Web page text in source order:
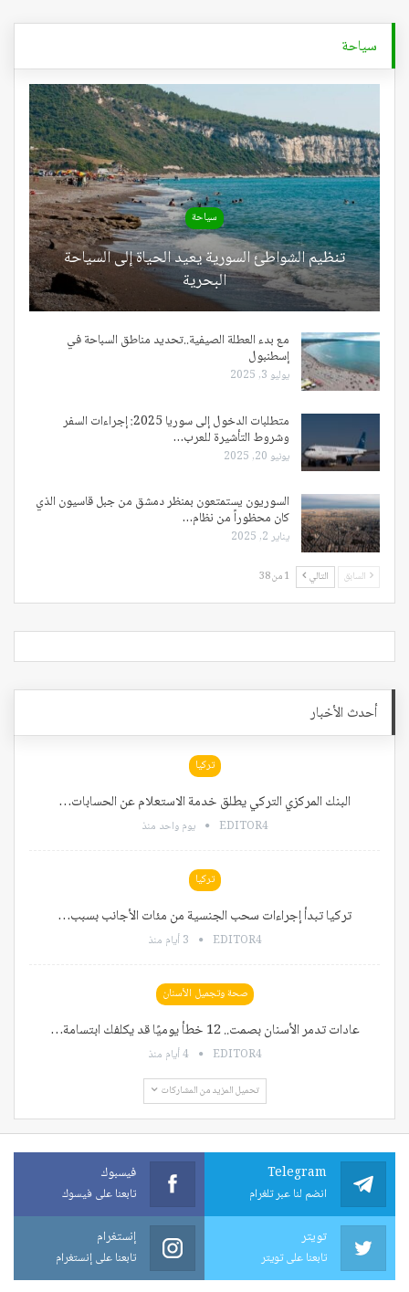
سياحة
سياحة
تنظيم الشواطئ السورية يعيد الحياة إلى السياحة
البحرية
مع بدء العطلة الصيفية..تحديد مناطق السباحة في
إسطنبول
يوليو 3, 2025
متطلبات الدخول إلى سوريا 2025: إجراءات السفر
وشروط التأشيرة للعرب…
يونيو 20, 2025
السوريون يستمتعون بمنظر دمشق من جبل قاسيون الذي
كان محظوراً من نظام…
يناير 2, 2025
السابق التالي 1 من 38
أحدث الأخبار
تركيا
البنك المركزي التركي يطلق خدمة الاستعلام عن الحسابات…
EDITOR4 يوم واحد منذ
تركيا
تركيا تبدأ إجراءات سحب الجنسية من مئات الأجانب بسبب…
EDITOR4 3 أيام منذ
صحة وتجميل الأسنان
عادات تدمر الأسنان بصمت.. 12 خطأ يوميًا قد يكلفك ابتسامة…
EDITOR4 4 أيام منذ
تحميل المزيد من المشاركات
Telegram
انضم لنا عبر تلغرام
فيسبوك
تابعنا على فيسوك
تويتر
تابعنا على تويتر
إنستغرام
تابعنا على إنستغرام